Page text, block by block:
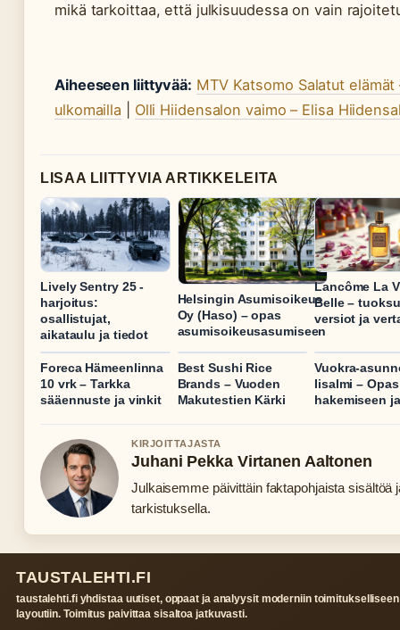
mikä tarkoittaa, että julkisuudessa on vain
Aiheeseen liittyvää: MTV Katsomo Salatut
ulkomailla
Olli Hiidensalon vaimo – Elisa
LISAA LIITTYVIA ARTIKKELEITA
Lively Sentry 25 -
harjoitus:
osallistujat,
aikataulu ja tiedot
Helsingin Asumisoikeus
Oy (Haso) – opas
asumisoikeusasumiseen
Lancôme La
Belle –
versiot ja
Foreca Hämeenlinna
10 vrk – Tarkka
sääennuste ja vinkit
Best Sushi Rice
Brands – Vuoden
Makutestien Kärki
Vuokra-
Iisalmi – Opas
hakemiseen
KIRJOITTAJASTA
Juhani Pekka Virtanen Aaltonen
Julkaisemme päivittäin faktapohjaista sisältöä
tarkistuksella.
TAUSTALEHTI.FI
taustalehti.fi yhdistaa uutiset, oppaat ja analyysit moderniin toimitukselliseen
layoutiin. Toimitus paivittaa sisaltoa jatkuvasti.